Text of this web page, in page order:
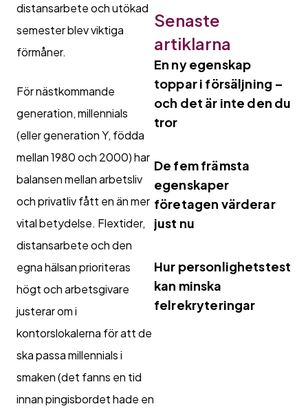
distansarbete och utökad
semester blev viktiga
förmåner.
För nästkommande
generation, millennials
(eller generation Y, födda
mellan 1980 och 2000) har
balansen mellan arbetsliv
och privatliv fått en än mer
vital betydelse. Flextider,
distansarbete och den
egna hälsan prioriteras
högt och arbetsgivare
justerar om i
kontorslokalerna för att de
ska passa millennials i
smaken (det fanns en tid
innan pingisbordet hade en
Senaste
artiklarna
En ny egenskap
toppar i försäljning –
och det är inte den du
tror
De fem främsta
egenskaper
företagen värderar
just nu
Hur personlighetstest
kan minska
felrekryteringar